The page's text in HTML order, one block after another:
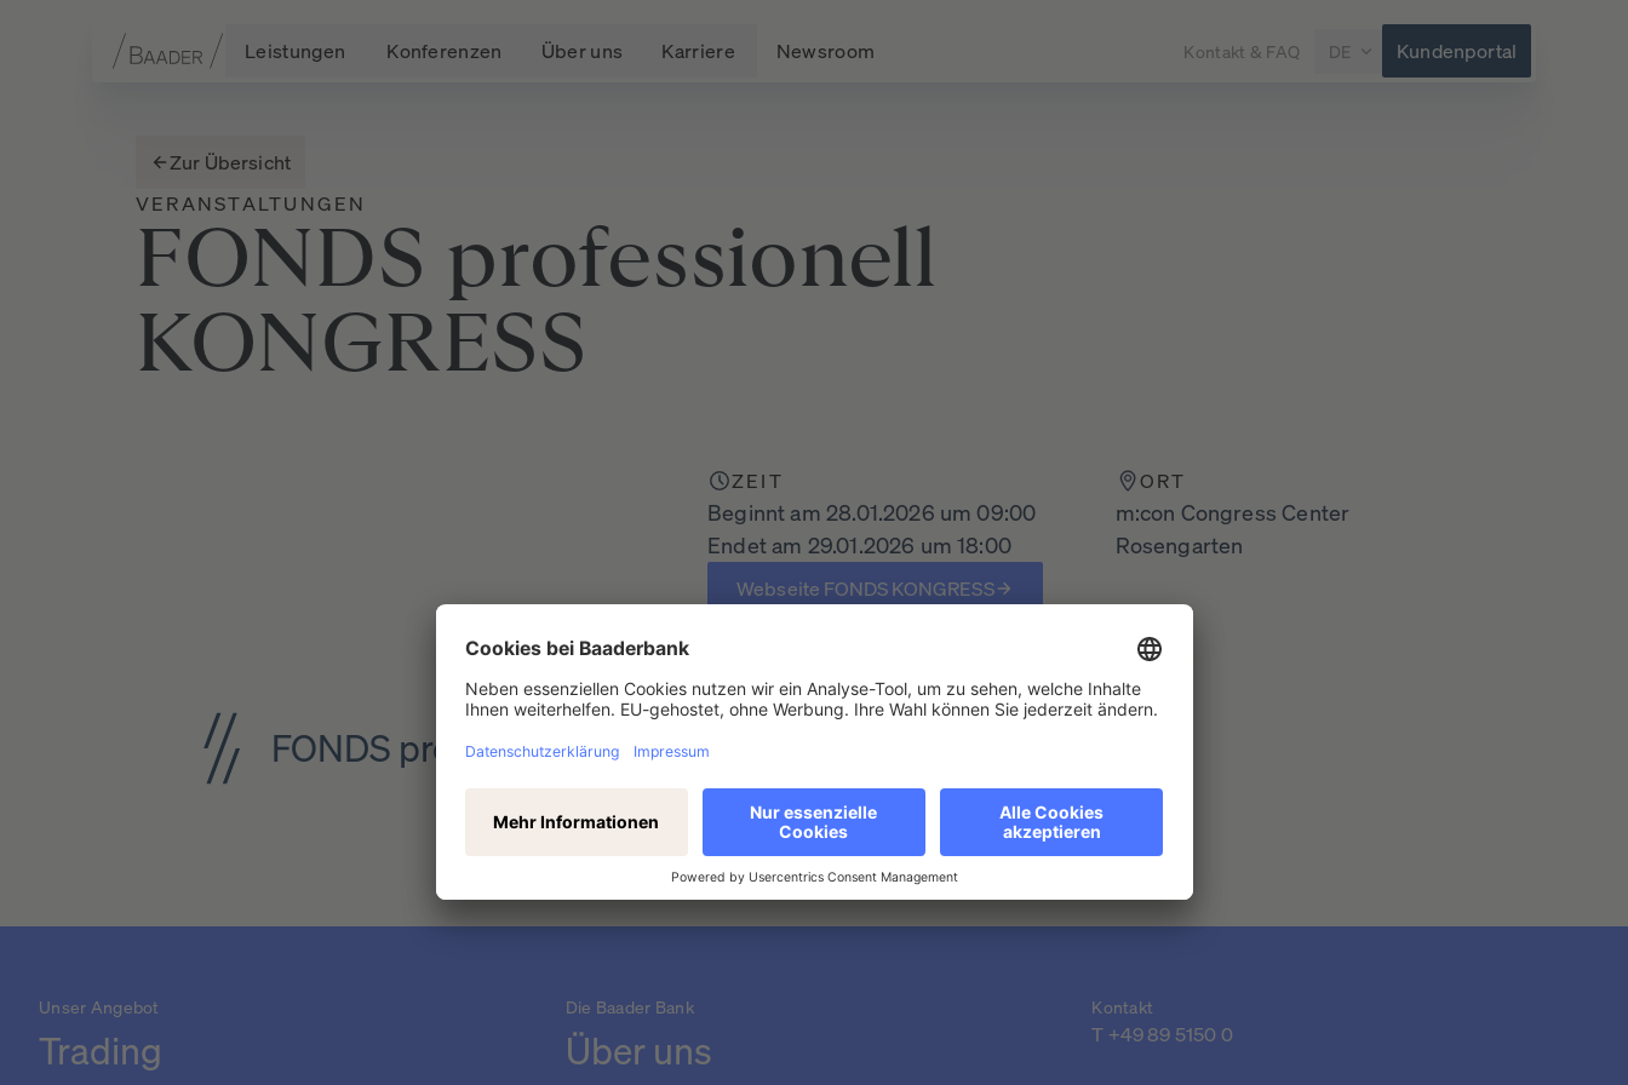
Leistungen Konferenzen Über uns Karriere Newsroom Kontakt & FAQ DE Kundenportal
Zur Übersicht
VERANSTALTUNGEN
FONDS professionell
KONGRESS
ZEIT
Beginnt am 28.01.2026 um 09:00
Endet am 29.01.2026 um 18:00
ORT
m:con Congress Center
Rosengarten
Webseite FONDS KONGRESS
FONDS professionell KONGRESS
Unser Angebot
Trading
Die Baader Bank
Über uns
Kontakt
T +49 89 5150 0